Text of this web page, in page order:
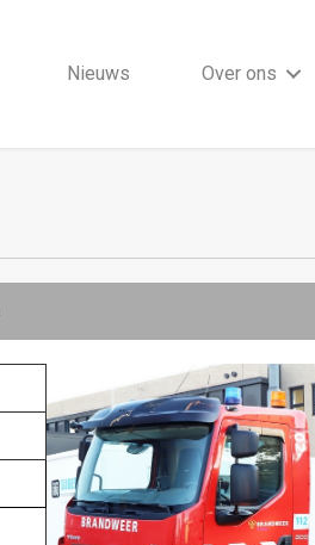
Nieuws Over ons